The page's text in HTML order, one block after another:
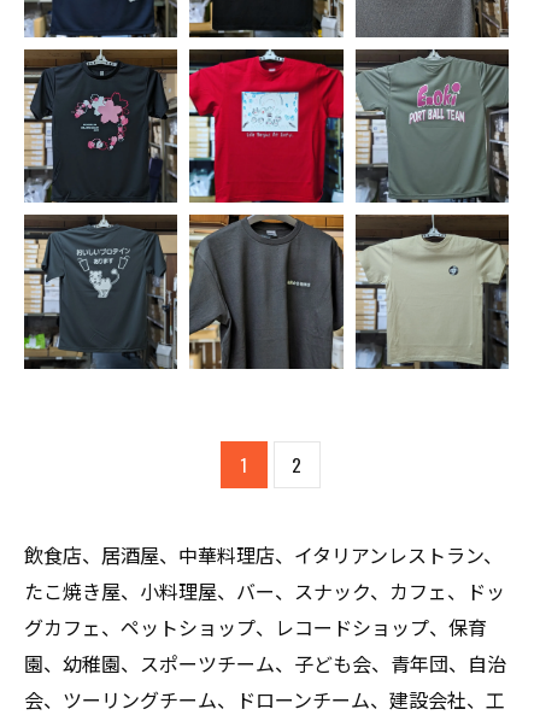
1 2
飲食店、居酒屋、中華料理店、イタリアンレストラン、
たこ焼き屋、小料理屋、バー、スナック、カフェ、ドッ
グカフェ、ペットショップ、レコードショップ、保育
園、幼稚園、スポーツチーム、子ども会、青年団、自治
会、ツーリングチーム、ドローンチーム、建設会社、工